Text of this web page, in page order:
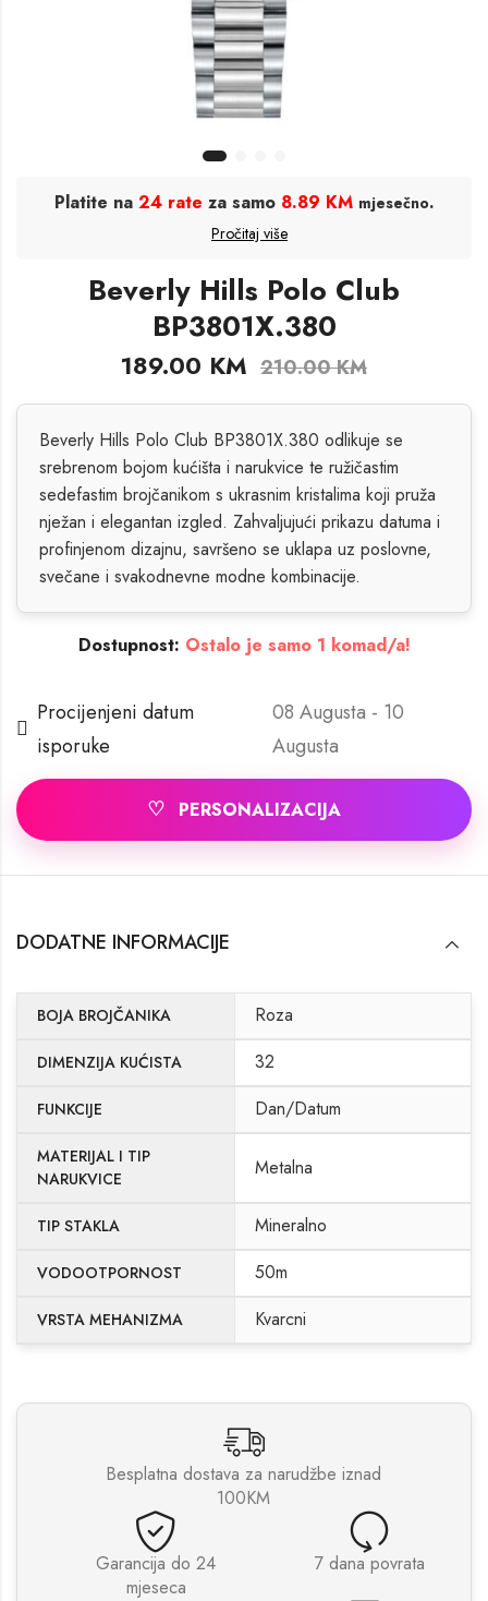
Platite na 24 rate za samo 8.89 KM mjesečno.
Pročitaj više
Beverly Hills Polo Club
BP3801X.380
189.00 KM 210.00KM
Beverly Hills Polo Club BP3801X.380 odlikuje se
srebrenom bojom kućišta i narukvice te ružičastim
sedefastim brojčanikom s ukrasnim kristalima koji pruža
nježan i elegantan izgled. Zahvaljujući prikazu datuma i
profinjenom dizajnu, savršeno se uklapa uz poslovne,
svečane i svakodnevne modne kombinacije.
Dostupnost: Ostalo je samo 1 komad/a!
Procijenjeni datum
isporuke
08 Augusta - 10
Augusta
♡ PERSONALIZACIJA
DODATNE INFORMACIJE
BOJA BROJČANIKA Roza
DIMENZIJA KUĆISTA 32
FUNKCIJE Dan/Datum
MATERIJAL I TIP
NARUKVICE
Metalna
TIP STAKLA Mineralno
VODOOTPORNOST 50m
VRSTA MEHANIZMA Kvarcni
Besplatna dostava za narudžbe iznad
100KM
Garancija do 24
mjeseca
7 dana povrata